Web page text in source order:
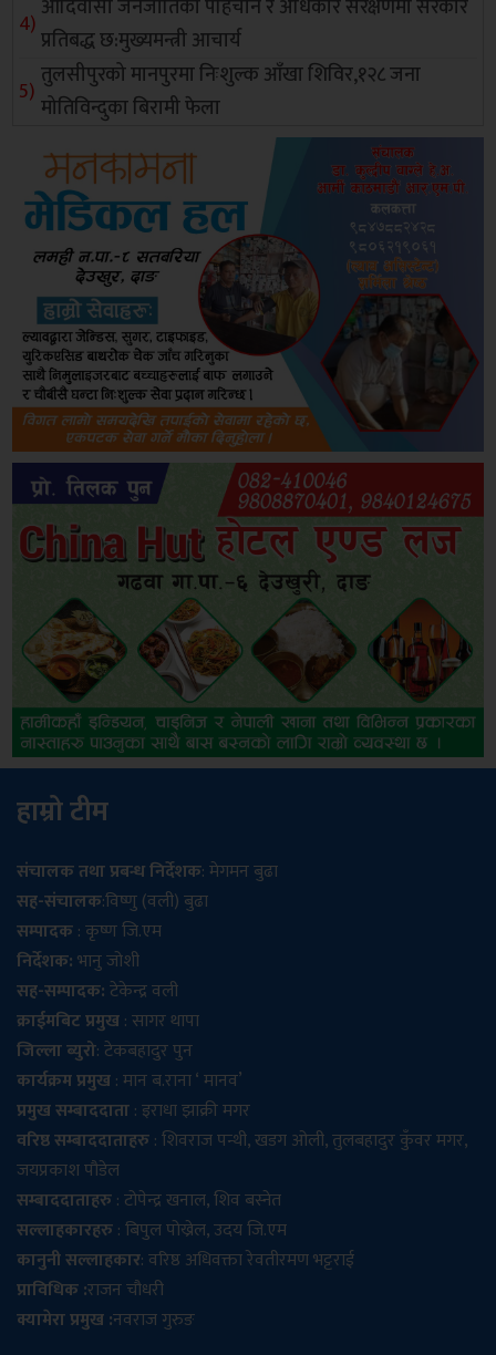
आदिवासी जनजातिको पहिचान र अधिकार संरक्षणमा सरकार
प्रतिबद्ध छ:मुख्यमन्त्री आचार्य
तुलसीपुरको मानपुरमा निःशुल्क आँखा शिविर,१२८ जना
मोतिविन्दुका बिरामी फेला
हाम्रो टीम
संचालक तथा प्रबन्ध निर्देशक: मेगमन बुढा
सह-संचालक:विष्णु (वली) बुढा
सम्पादक: कृष्ण जि.एम
निर्देशक:भानु जोशी
सह-सम्पादक:टेकेन्द्र वली
क्राईमबिट प्रमुख: सागर थापा
जिल्ला ब्युरो: टेकबहादुर पुन
कार्यक्रम प्रमुख: मान ब.राना ‘ मानव’
प्रमुख सम्बाददाता: इराधा झाक्री मगर
वरिष्ठ सम्बाददाताहरु: शिवराज पन्थी, खडग ओली, तुलबहादुर कुँवर मगर,
जयप्रकाश पौडेल
सम्बाददाताहरु: टोपेन्द्र खनाल, शिव बस्नेत
सल्लाहकारहरु: बिपुल पोख्रेल, उदय जि.एम
कानुनी सल्लाहकार: वरिष्ठ अधिवक्ता रेवतीरमण भट्टराई
प्राविधिक :राजन चौधरी
क्यामेरा प्रमुख :नवराज गुरुङ